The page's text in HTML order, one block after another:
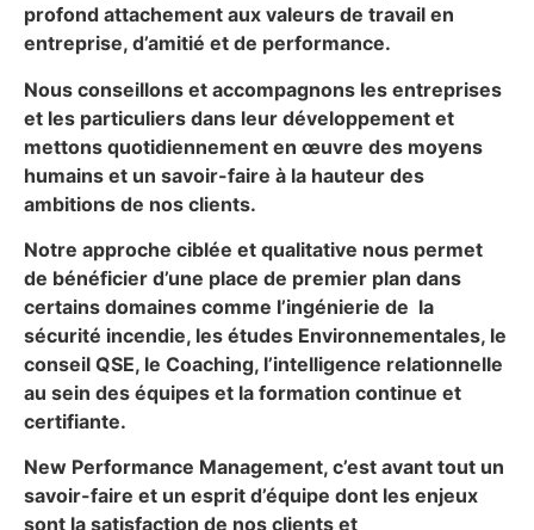
profond attachement aux valeurs de travail en
entreprise, d’amitié et de performance.
Nous conseillons et accompagnons les entreprises
et les particuliers dans leur développement et
mettons quotidiennement en œuvre des moyens
humains et un savoir-faire à la hauteur des
ambitions de nos clients.
Notre approche ciblée et qualitative nous permet
de bénéficier d’une place de premier plan dans
certains domaines comme l’ingénierie de la
sécurité incendie, les études Environnementales, le
conseil QSE, le Coaching, l’intelligence relationnelle
au sein des équipes et la formation continue et
certifiante.
New Performance Management, c’est avant tout un
savoir-faire et un esprit d’équipe dont les enjeux
sont la satisfaction de nos clients et